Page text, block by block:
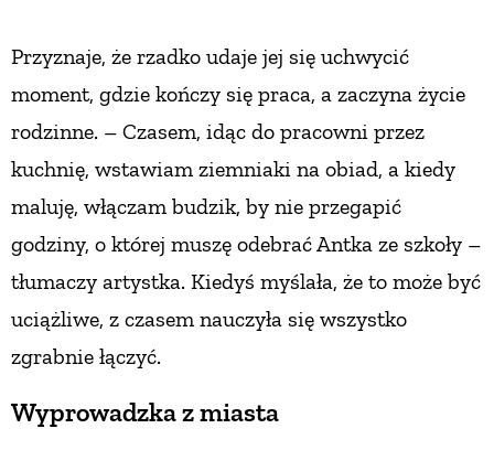
Przyznaje, że rzadko udaje jej się uchwycić
moment, gdzie kończy się praca, a zaczyna życie
rodzinne. – Czasem, idąc do pracowni przez
kuchnię, wstawiam ziemniaki na obiad, a kiedy
maluję, włączam budzik, by nie przegapić
godziny, o której muszę odebrać Antka ze szkoły –
tłumaczy artystka. Kiedyś myślała, że to może być
uciążliwe, z czasem nauczyła się wszystko
zgrabnie łączyć.
Wyprowadzka z miasta
PRZYSTAWKI
CIASTA I DESERY
DODATKI